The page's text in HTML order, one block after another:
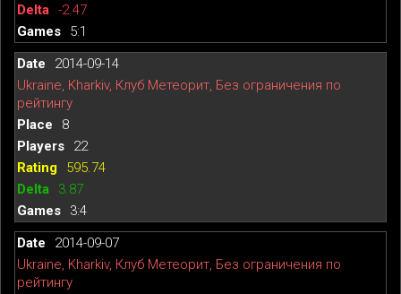
-2.47
5:1
2014-09-14
Ukraine, Kharkiv, Клуб Метеорит, Без ограничения по
рейтингу
8
22
595.74
3.87
3:4
2014-09-07
Ukraine, Kharkiv, Клуб Метеорит, Без ограничения по
рейтингу